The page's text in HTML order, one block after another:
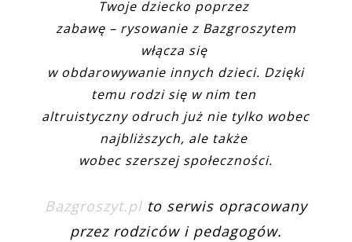
Twoje dziecko poprzez
zabawę – rysowanie z Bazgroszytem
włącza się
w obdarowywanie innych dzieci. Dzięki
temu rodzi się w nim ten
altruistyczny odruch już nie tylko wobec
najbliższych, ale także
wobec szerszej społeczności.
Bazgroszyt.plto serwis opracowany
przez rodziców i pedagogów.